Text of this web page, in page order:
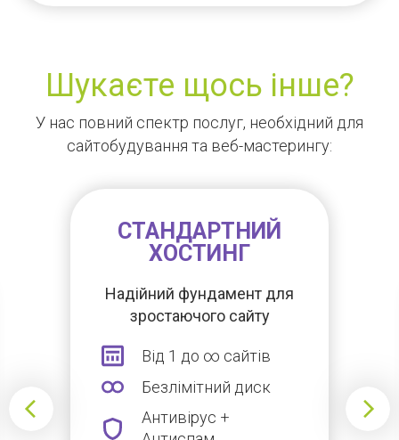
Шукаєте щось інше?
У нас повний спектр послуг, необхідний для
сайтобудування та веб-мастерингу:
СТАНДАРТНИЙ
ХОСТИНГ
Надійний фундамент для
зростаючого сайту
Від 1 до ∞ сайтів
Безлімітний диск
Антивірус +